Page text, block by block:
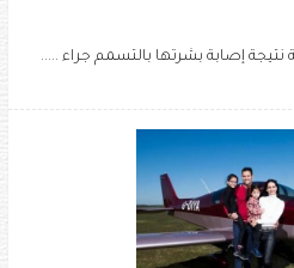
إصابة بشرتها بالتسمم جراء .....